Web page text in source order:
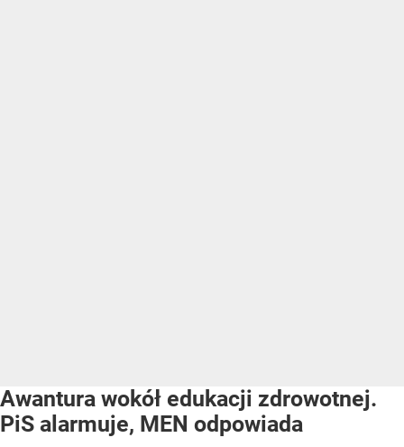
Awantura wokół edukacji zdrowotnej.
PiS alarmuje, MEN odpowiada